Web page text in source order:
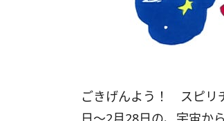
ごきげんよう！ スピリ